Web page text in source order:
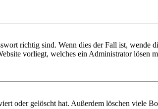
richtig sind. Wenn dies der Fall ist, wende
vorliegt, welches ein Administrator lösen
oder gelöscht hat. Außerdem löschen viele